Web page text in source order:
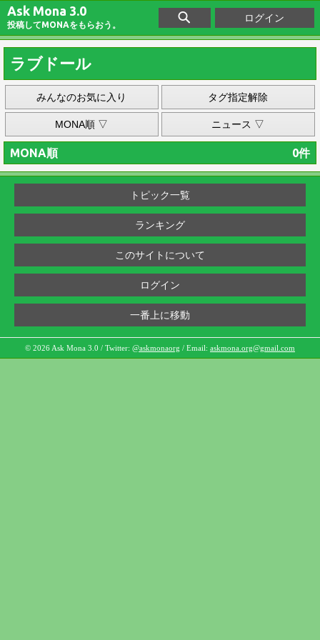
Ask Mona 3.0
投稿してMONAをもらおう。
ログイン
ラブドール
みんなのお気に入り タグ指定解除
MONA順 ▽ ニュース ▽
MONA順 0件
トピック一覧
ランキング
このサイトについて
ログイン
一番上に移動
© 2026 Ask Mona 3.0 / Twitter: @askmonaorg / Email: askmona.org@gmail.com